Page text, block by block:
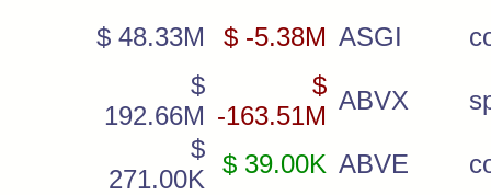
$ 48.33M $ -5.38M ASGI
$
192.66M
$
-163.51M
ABVX
$
271.00K
$ 39.00K ABVE